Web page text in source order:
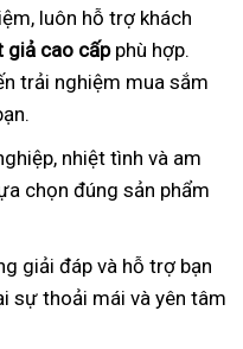
luôn hỗ trợ khách
giả cao cấpphù hợp.
trải nghiệm mua sắm
nhiệt tình và am
chọn đúng sản phẩm
giải đáp và hỗ trợ bạn
sự thoải mái và yên tâm